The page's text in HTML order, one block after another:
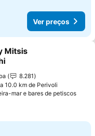
Ver preços
aos favoritos
Mitsis
8.281
10.0 km de Perivoli
mar e bares de petiscosVer